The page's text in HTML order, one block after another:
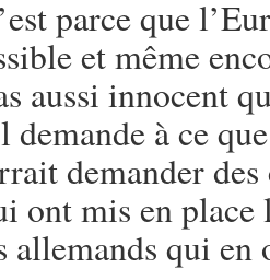
parce que
et même
aussi innocent
demande à ce
demander
ont mis en
allemands qui